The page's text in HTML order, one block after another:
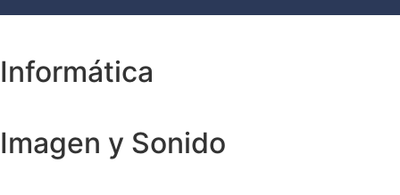
Informática
Imagen y Sonido